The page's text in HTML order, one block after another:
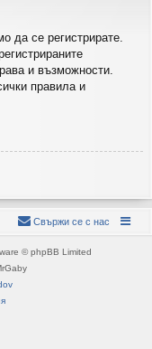
да се регистрирате.
и възможности.
правила и
Свържи се с нас
© phpBB Limited